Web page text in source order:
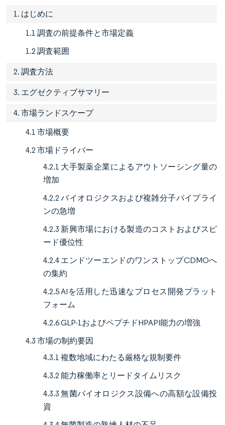
1. はじめに
1.1 調査の前提条件と市場定義
1.2 調査範囲
2. 調査方法
3. エグゼクティブサマリー
4. 市場ランドスケープ
4.1 市場概要
4.2 市場ドライバー
4.2.1 大手製薬企業によるアウトソーシング量の
増加
4.2.2 バイオロジクスおよび複雑分子パイプライ
ンの急増
4.2.3 新興市場における製造のコストおよびスピ
ード優位性
4.2.4 エンドツーエンドのワンストップCDMOへ
の集約
4.2.5 AIを活用した迅速なプロセス開発プラット
フォーム
4.2.6 GLP-1およびペプチドHPAPI能力の増強
4.3 市場の制約要因
4.3.1 複数地域にわたる厳格な規制要件
4.3.2 能力稼働率とリードタイムリスク
4.3.3 無菌バイオロジクス設備への高額な設備投
資